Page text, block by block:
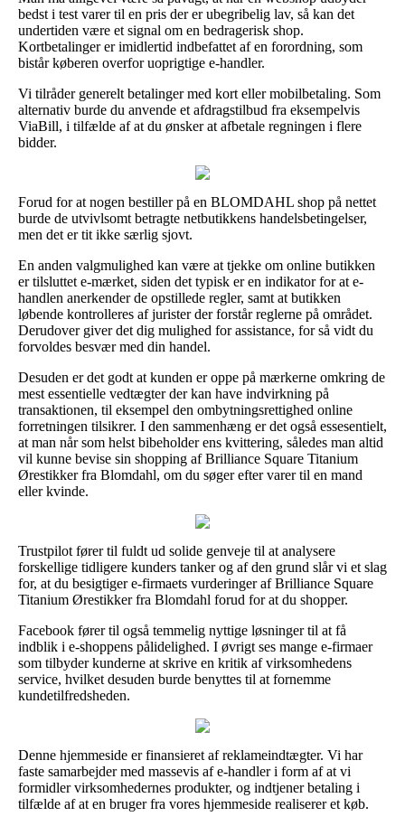
bedst i test varer til en pris der er ubegribelig lav, så kan det
undertiden være et signal om en bedragerisk shop.
Kortbetalinger er imidlertid indbefattet af en forordning, som
bistår køberen overfor uoprigtige e-handler.
Vi tilråder generelt betalinger med kort eller mobilbetaling. Som
alternativ burde du anvende et afdragstilbud fra eksempelvis
ViaBill, i tilfælde af at du ønsker at afbetale regningen i flere
bidder.
Forud for at nogen bestiller på en BLOMDAHL shop på nettet
burde de utvivlsomt betragte netbutikkens handelsbetingelser,
men det er tit ikke særlig sjovt.
En anden valgmulighed kan være at tjekke om online butikken
er tilsluttet e-mærket, siden det typisk er en indikator for at e-
handlen anerkender de opstillede regler, samt at butikken
løbende kontrolleres af jurister der forstår reglerne på området.
Derudover giver det dig mulighed for assistance, for så vidt du
forvoldes besvær med din handel.
Desuden er det godt at kunden er oppe på mærkerne omkring de
mest essentielle vedtægter der kan have indvirkning på
transaktionen, til eksempel den ombytningsrettighed online
forretningen tilsikrer. I den sammenhæng er det også essesentielt,
at man når som helst bibeholder ens kvittering, således man altid
vil kunne bevise sin shopping af Brilliance Square Titanium
Ørestikker fra Blomdahl, om du søger efter varer til en mand
eller kvinde.
Trustpilot fører til fuldt ud solide genveje til at analysere
forskellige tidligere kunders tanker og af den grund slår vi et slag
for, at du besigtiger e-firmaets vurderinger af Brilliance Square
Titanium Ørestikker fra Blomdahl forud for at du shopper.
Facebook fører til også temmelig nyttige løsninger til at få
indblik i e-shoppens pålidelighed. I øvrigt ses mange e-firmaer
som tilbyder kunderne at skrive en kritik af virksomhedens
service, hvilket desuden burde benyttes til at fornemme
kundetilfredsheden.
Denne hjemmeside er finansieret af reklameindtægter. Vi har
faste samarbejder med massevis af e-handler i form af at vi
formidler virksomhedernes produkter, og indtjener betaling i
tilfælde af at en bruger fra vores hjemmeside realiserer et køb.